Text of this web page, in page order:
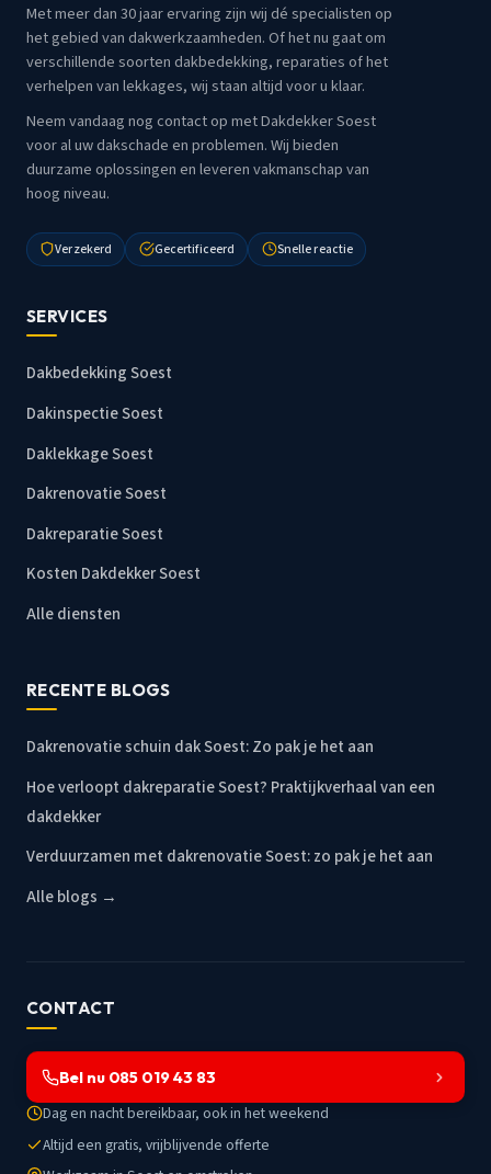
Met meer dan 30 jaar ervaring zijn wij dé specialisten op
het gebied van dakwerkzaamheden. Of het nu gaat om
verschillende soorten dakbedekking, reparaties of het
verhelpen van lekkages, wij staan altijd voor u klaar.
Neem vandaag nog contact op met Dakdekker Soest
voor al uw dakschade en problemen. Wij bieden
duurzame oplossingen en leveren vakmanschap van
hoog niveau.
Verzekerd Gecertificeerd Snelle reactie
SERVICES
Dakbedekking Soest
Dakinspectie Soest
Daklekkage Soest
Dakrenovatie Soest
Dakreparatie Soest
Kosten Dakdekker Soest
Alle diensten
RECENTE BLOGS
Dakrenovatie schuin dak Soest: Zo pak je het aan
Hoe verloopt dakreparatie Soest? Praktijkverhaal van een
dakdekker
Verduurzamen met dakrenovatie Soest: zo pak je het aan
Alle blogs →
CONTACT
Bel nu 085 019 43 83
Dag en nacht bereikbaar, ook in het weekend
Altijd een gratis, vrijblijvende offerte